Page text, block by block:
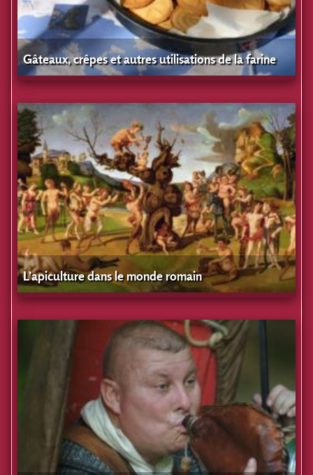
Gâteaux, crêpes et autres utilisations de la farine
L’apiculture dans le monde romain